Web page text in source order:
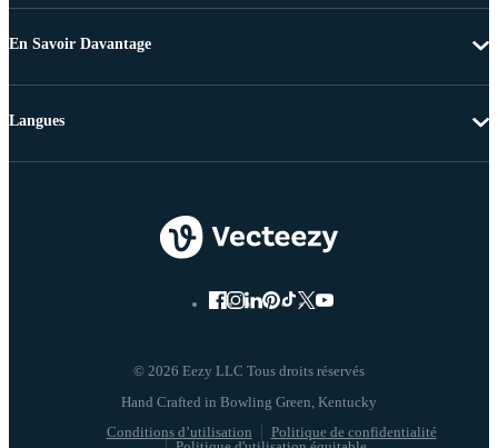
En Savoir Davantage
© 2026 Eezy LLC Tous droits réservés
Conditions d’utilisation
Politique de confidentialité
Langues